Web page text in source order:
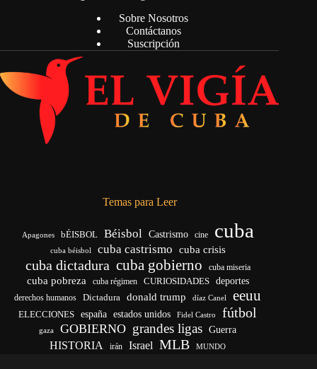
Sobre Nosotros
Contáctanos
Suscripción
Temas para Leer
Apagones bÉISBOL Béisbol Castrismo cine cuba
cuba béisbol cuba castrismo cuba crisis
cuba dictadura cuba gobierno cuba miseria
cuba pobreza cuba régimen CURIOSIDADES deportes
derechos humanos Dictadura donald trump díaz Canel eeuu
ELECCIONES españa estados unidos Fidel Castro fútbol
gaza GOBIERNO grandes ligas Guerra
HISTORIA irán Israel MLB MUNDO